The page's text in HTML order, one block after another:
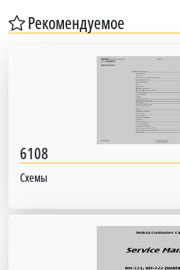
Рекомендуемое
6108
Схемы